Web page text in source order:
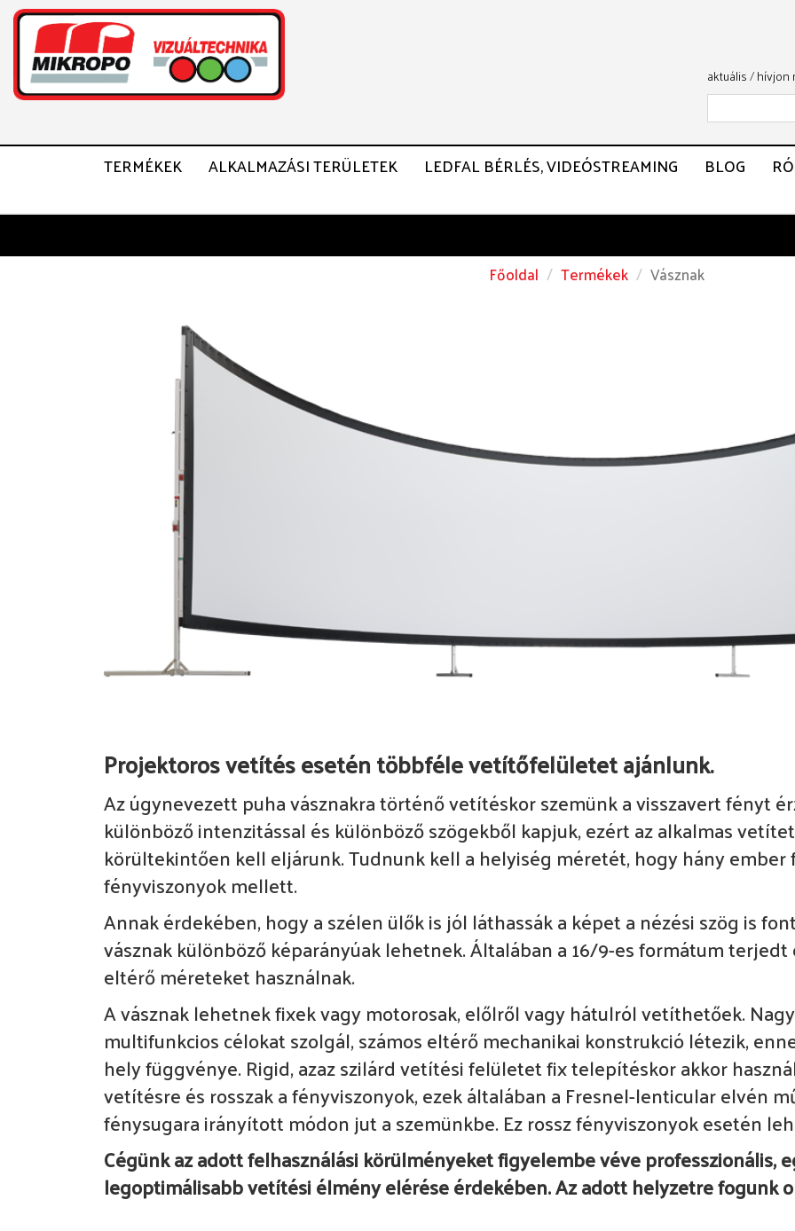
aktuális/hívjon
TERMÉKEK ALKALMAZÁSI TERÜLETEK LEDFAL BÉRLÉS, VIDEÓSTREAMING BLOG
Főoldal Termékek Vásznak
Projektoros vetítés esetén többféle vetítőfelületet ajánlunk.
Az úgynevezett puha vásznakra történő vetítéskor szemünk a visszavert fényt
különböző intenzitással és különböző szögekből kapjuk, ezért az alkalmas
körültekintően kell eljárunk. Tudnunk kell a helyiség méretét, hogy hány
fényviszonyok mellett.
Annak érdekében, hogy a szélen ülők is jól láthassák a képet a nézési szög is
vásznak különböző képarányúak lehetnek. Általában a 16/9-es formátum
eltérő méreteket használnak.
A vásznak lehetnek fixek vagy motorosak, előlről vagy hátulról vetíthetőek.
multifunkcios célokat szolgál, számos eltérő mechanikai konstrukció létezik,
hely függvénye. Rigid, azaz szilárd vetítési felületet fix telepítéskor akkor
vetítésre és rosszak a fényviszonyok, ezek általában a Fresnel-lenticular elvén
fénysugara irányított módon jut a szemünkbe. Ez rossz fényviszonyok esetén
Cégünk az adott felhasználási körülményeket figyelembe véve professzionális,
legoptimálisabb vetítési élmény elérése érdekében. Az adott helyzetre fogunk